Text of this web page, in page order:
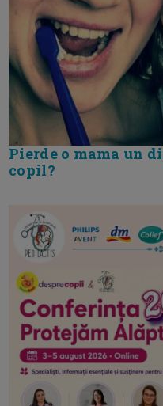
Pierde o mama un
copil?